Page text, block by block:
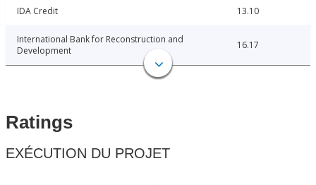
IDA Credit 13.10
International Bank for Reconstruction and
Development
16.17
Ratings
EXÉCUTION DU PROJET